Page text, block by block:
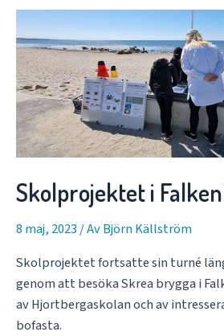
Skolprojektet i
8 maj, 2023/ AvBjörn Källström
Skolprojektet fortsatte sin turné
genom att besöka Skrea brygga i
av Hjortbergaskolan och av
bofasta.